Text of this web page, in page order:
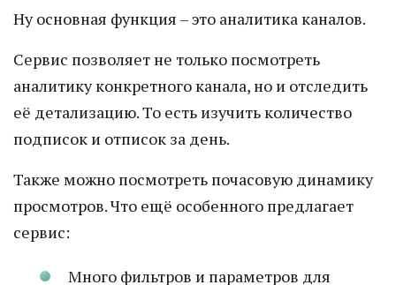
Ну основная функция – это аналитика каналов.
Сервис позволяет не только посмотреть
аналитику конкретного канала, но и отследить
её детализацию. То есть изучить количество
подписок и отписок за день.
Также можно посмотреть почасовую динамику
просмотров. Что ещё особенного предлагает
сервис:
Много фильтров и параметров для